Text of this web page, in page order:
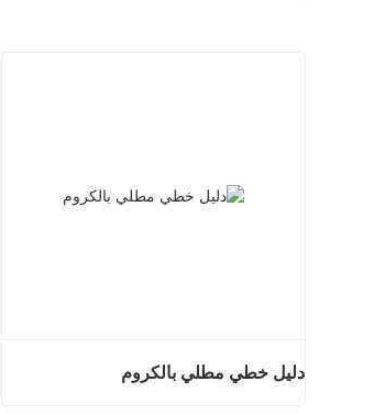
دليل خطي مطلي بالكروم